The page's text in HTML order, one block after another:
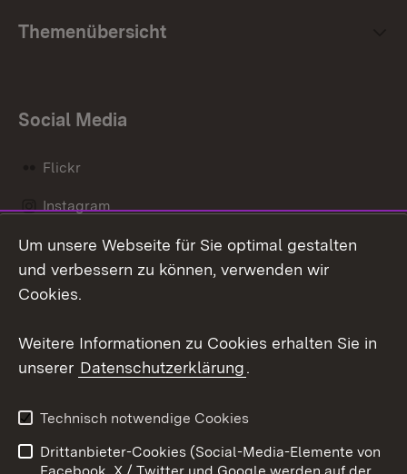
Themenübersicht
Social Media
Flickr
Instagram
Social Wall
Barrierefreiheit
Benutzungshinweise
Impressum
Cookies
Um unsere Webseite für Sie optimal gestalten
und verbessern zu können, verwenden wir
Cookies.
Weitere Informationen zu Cookies erhalten Sie in
unserer Datenschutzerklärung.
Technisch notwendige Cookies
Drittanbieter-Cookies (Social-Media-Elemente von